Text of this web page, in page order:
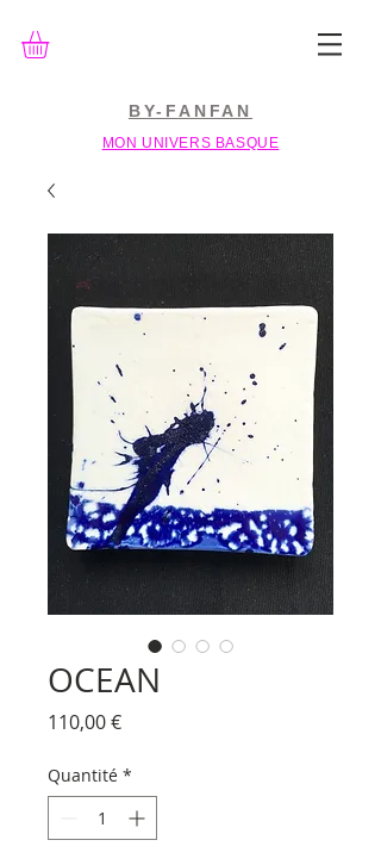
BY-FANFAN
MON UNIVERS BASQUE
OCEAN
110,00 €Prix
Quantité *